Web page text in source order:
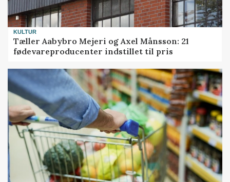
KULTUR
Tæller Aabybro Mejeri og Axel Månsson: 21
fødevareproducenter indstillet til pris